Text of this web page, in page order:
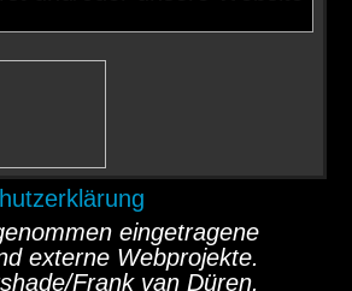
eingetragene
externe Webprojekte.
Frank van Düren.